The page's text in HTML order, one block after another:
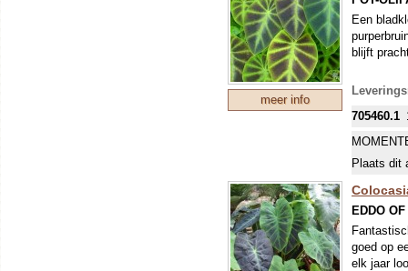
meer info
Een
blijft
705460.1
Plaats dit
EDDO OF
goed op
elk jaar